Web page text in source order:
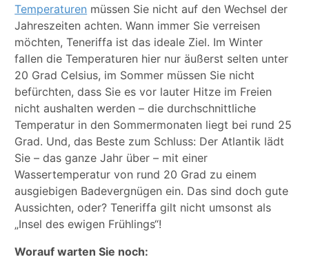
Temperaturen müssen Sie nicht auf den Wechsel der
Jahreszeiten achten. Wann immer Sie verreisen
möchten, Teneriffa ist das ideale Ziel. Im Winter
fallen die Temperaturen hier nur äußerst selten unter
20 Grad Celsius, im Sommer müssen Sie nicht
befürchten, dass Sie es vor lauter Hitze im Freien
nicht aushalten werden – die durchschnittliche
Temperatur in den Sommermonaten liegt bei rund 25
Grad. Und, das Beste zum Schluss: Der Atlantik lädt
Sie – das ganze Jahr über – mit einer
Wassertemperatur von rund 20 Grad zu einem
ausgiebigen Badevergnügen ein. Das sind doch gute
Aussichten, oder? Teneriffa gilt nicht umsonst als
„Insel des ewigen Frühlings“!
Worauf warten Sie noch: